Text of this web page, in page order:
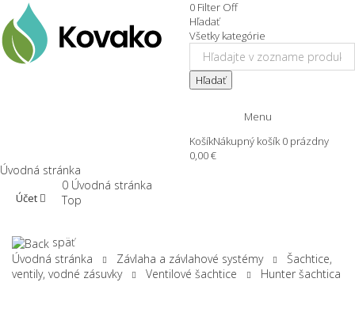
0 Filter Off
Hľadať
Všetky kategórie
Hľadať
Menu
KošíkNákupný košík 0 prázdny
0,00 €
Úvodná stránka
Účet
0 Úvodná stránka
Top
späť
Úvodná stránka
Závlaha a závlahové systémy
Šachtice,
ventily, vodné zásuvky
Ventilové šachtice Hunter šachtica